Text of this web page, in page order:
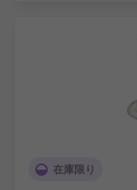
在庫限り